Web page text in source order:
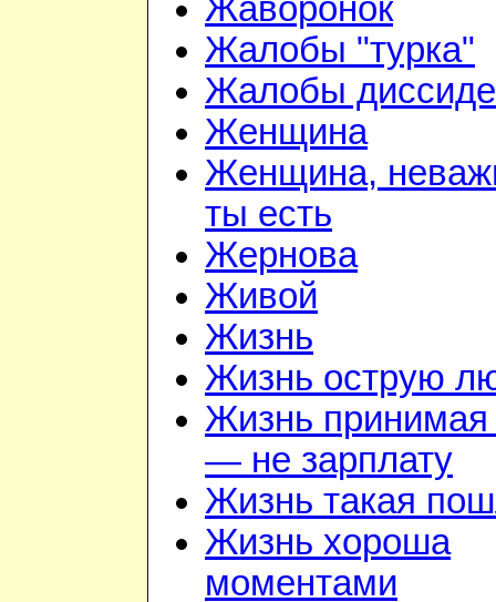
Жаворонок
Жалобы "турка"
Жалобы
Женщина
Женщина,
ты есть
Жернова
Живой
Жизнь
Жизнь острую
Жизнь принимая
— не зарплату
Жизнь такая
Жизнь хороша
моментами